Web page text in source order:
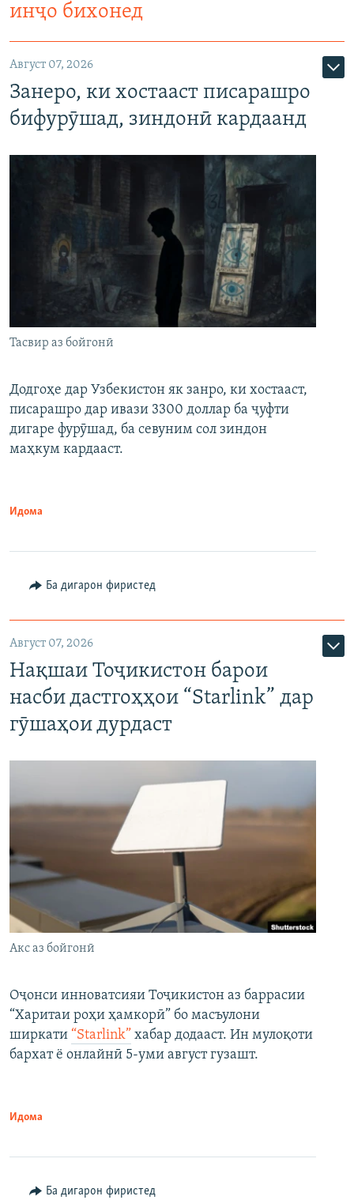
инҷо бихонед
Август 07, 2026
Занеро, ки хостааст писарашро
бифурӯшад, зиндонӣ кардаанд
Тасвир аз бойгонӣ
Додгоҳе дар Узбекистон як занро, ки хостааст,
писарашро дар ивази 3300 доллар ба ҷуфти
дигаре фурӯшад, ба севуним сол зиндон
маҳкум кардааст.
Идома
Ба дигарон фиристед
Август 07, 2026
Нақшаи Тоҷикистон барои
насби дастгоҳҳои “Starlink” дар
гӯшаҳои дурдаст
Акс аз бойгонӣ
Оҷонси инноватсияи Тоҷикистон аз баррасии
“Харитаи роҳи ҳамкорӣ” бо масъулони
ширкати “Starlink” хабар додааст. Ин мулоқоти
бархат ё онлайнӣ 5-уми август гузашт.
Идома
Ба дигарон фиристед